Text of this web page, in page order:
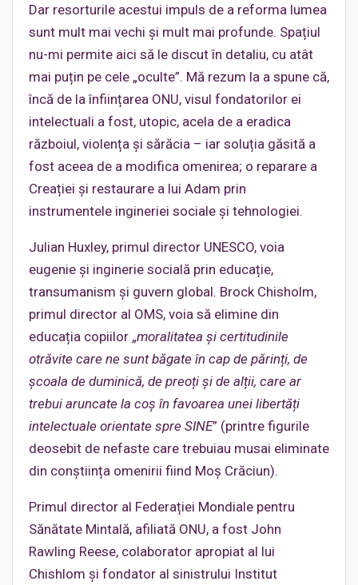
Dar resorturile acestui impuls de a reforma lumea
sunt mult mai vechi și mult mai profunde. Spațiul
nu-mi permite aici să le discut în detaliu, cu atât
mai puțin pe cele „oculte”. Mă rezum la a spune că,
încă de la înființarea ONU, visul fondatorilor ei
intelectuali a fost, utopic, acela de a eradica
războiul, violența și sărăcia – iar soluția găsită a
fost aceea de a modifica omenirea; o reparare a
Creației și restaurare a lui Adam prin
instrumentele ingineriei sociale și tehnologiei.
Julian Huxley, primul director UNESCO, voia
eugenie și inginerie socială prin educație,
transumanism și guvern global. Brock Chisholm,
primul director al OMS, voia să elimine din
educația copiilor „moralitatea și certitudinile
otrăvite care ne sunt băgate în cap de părinți, de
școala de duminică, de preoți și de alții, care ar
trebui aruncate la coș în favoarea unei libertăți
intelectuale orientate spre SINE” (printre figurile
deosebit de nefaste care trebuiau musai eliminate
din conștiința omenirii fiind Moș Crăciun).
Primul director al Federației Mondiale pentru
Sănătate Mintală, afiliată ONU, a fost John
Rawling Reese, colaborator apropiat al lui
Chishlom și fondator al sinistrului Institut